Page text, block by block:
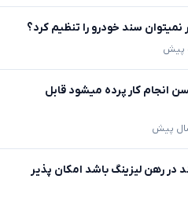
سند خودرو را تنظیم کرد؟
انجام کار پرده میشود قابل
در رهن لیزینگ باشد امکان پذیر